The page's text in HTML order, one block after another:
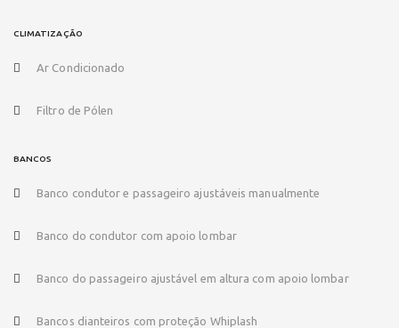
CLIMATIZAÇÃO
Ar Condicionado
Filtro de Pólen
BANCOS
Banco condutor e passageiro ajustáveis manualmente
Banco do condutor com apoio lombar
Banco do passageiro ajustável em altura com apoio lombar
Bancos dianteiros com proteção Whiplash